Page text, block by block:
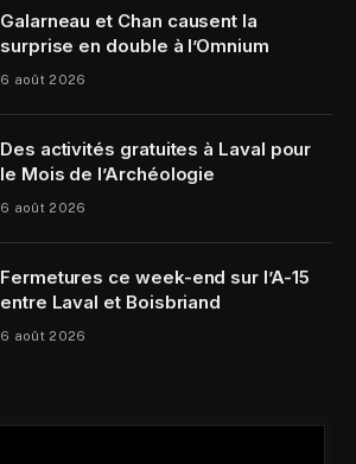
Galarneau et Chan causent la
surprise en double à l’Omnium
6 août 2026
Des activités gratuites à Laval pour
le Mois de l’Archéologie
6 août 2026
Fermetures ce week-end sur l’A-15
entre Laval et Boisbriand
6 août 2026